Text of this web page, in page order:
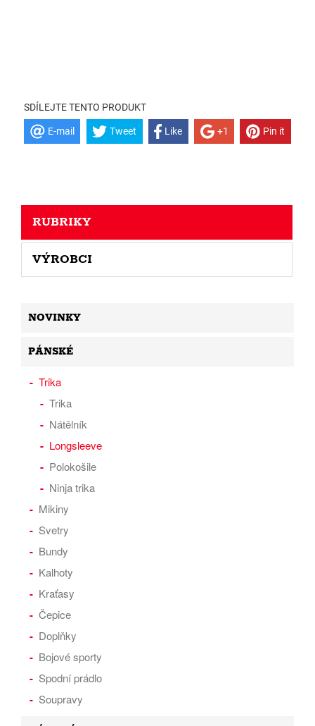
SDÍLEJTE TENTO PRODUKT
E-mail Tweet Like +1 Pin it
RUBRIKY
VÝROBCI
NOVINKY
PÁNSKÉ
Trika
Trika
Nátělník
Longsleeve
Polokošile
Ninja trika
Mikiny
Svetry
Bundy
Kalhoty
Kraťasy
Čepice
Doplňky
Bojové sporty
Spodní prádlo
Soupravy